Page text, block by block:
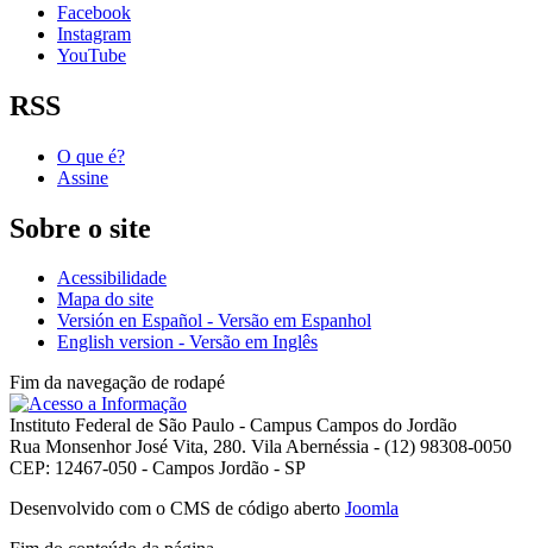
Facebook
Instagram
YouTube
RSS
O que é?
Assine
Sobre o site
Acessibilidade
Mapa do site
Versión en Español - Versão em Espanhol
English version - Versão em Inglês
Fim da navegação de rodapé
Instituto Federal de São Paulo - Campus Campos do Jordão
Rua Monsenhor José Vita, 280. Vila Abernéssia - (12) 98308-0050
CEP: 12467-050 - Campos Jordão - SP
Desenvolvido com o CMS de código aberto Joomla